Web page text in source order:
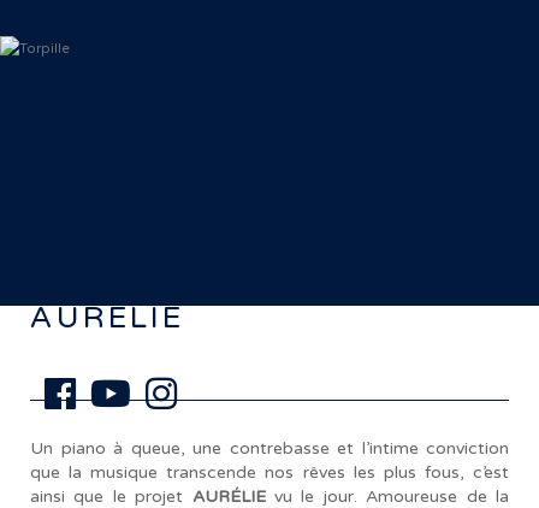
AURÉLIE
Un piano à queue, une contrebasse et l’intime conviction
que la musique transcende nos rêves les plus fous, c’est
ainsi que le projet AURÉLIEvu le jour. Amoureuse de la